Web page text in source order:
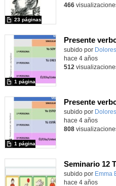
23 páginas
466
Contenido
subido por Dolores
1 página
hace 4 años
512
Contenido
subido por Dolores
1 página
hace 4 años
808
Contenido
subido por Emma
hace 4 años